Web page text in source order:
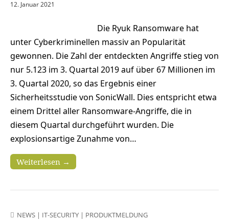
12. Januar 2021
Die Ryuk Ransomware hat
unter Cyberkriminellen massiv an Popularität
gewonnen. Die Zahl der entdeckten Angriffe stieg von
nur 5.123 im 3. Quartal 2019 auf über 67 Millionen im
3. Quartal 2020, so das Ergebnis einer
Sicherheitsstudie von SonicWall. Dies entspricht etwa
einem Drittel aller Ransomware-Angriffe, die in
diesem Quartal durchgeführt wurden. Die
explosionsartige Zunahme von…
Weiterlesen →
NEWS | IT-SECURITY | PRODUKTMELDUNG